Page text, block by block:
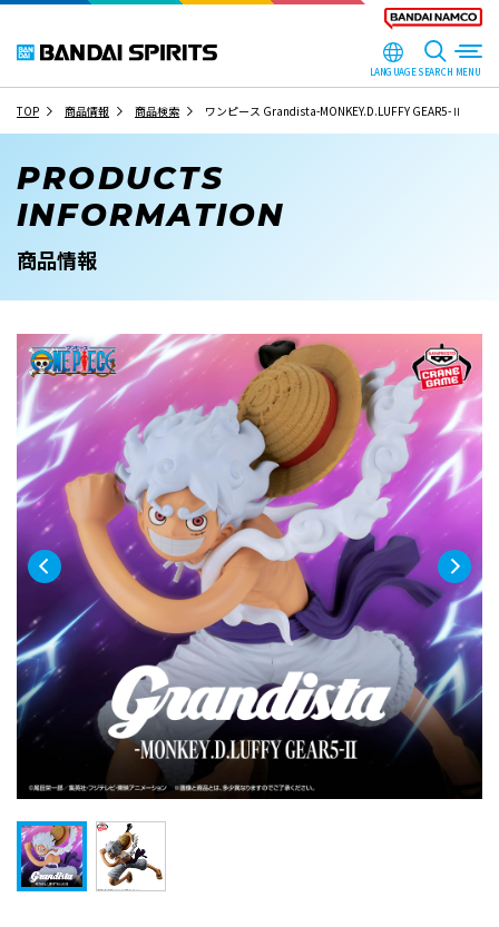
LANGUAGESEARCH
TOP 商品情報 商品検索 ワンピース Grandista-MONKEY.D.LUFFY GEAR5-Ⅱ
PRODUCTS
INFORMATION
商品情報